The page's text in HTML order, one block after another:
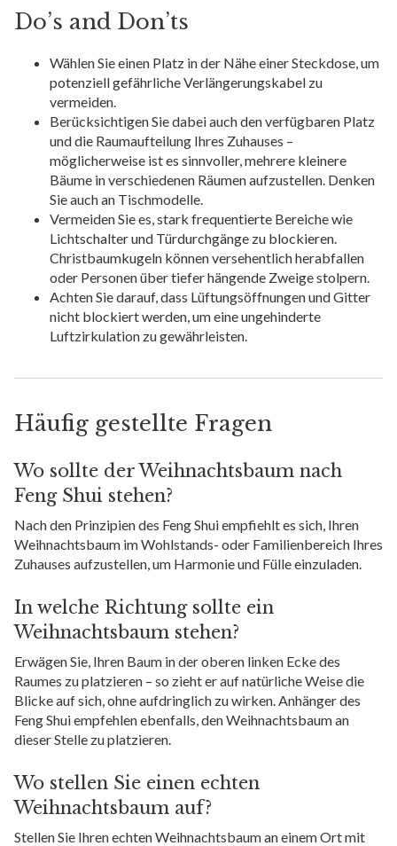
Do’s and Don’ts
Wählen Sie einen Platz in der Nähe einer Steckdose, um
potenziell gefährliche Verlängerungskabel zu
vermeiden.
Berücksichtigen Sie dabei auch den verfügbaren Platz
und die Raumaufteilung Ihres Zuhauses –
möglicherweise ist es sinnvoller, mehrere kleinere
Bäume in verschiedenen Räumen aufzustellen. Denken
Sie auch an Tischmodelle.
Vermeiden Sie es, stark frequentierte Bereiche wie
Lichtschalter und Türdurchgänge zu blockieren.
Christbaumkugeln können versehentlich herabfallen
oder Personen über tiefer hängende Zweige stolpern.
Achten Sie darauf, dass Lüftungsöffnungen und Gitter
nicht blockiert werden, um eine ungehinderte
Luftzirkulation zu gewährleisten.
Häufig gestellte Fragen
Wo sollte der Weihnachtsbaum nach
Feng Shui stehen?
Nach den Prinzipien des Feng Shui empfiehlt es sich, Ihren
Weihnachtsbaum im Wohlstands- oder Familienbereich Ihres
Zuhauses aufzustellen, um Harmonie und Fülle einzuladen.
In welche Richtung sollte ein
Weihnachtsbaum stehen?
Erwägen Sie, Ihren Baum in der oberen linken Ecke des
Raumes zu platzieren – so zieht er auf natürliche Weise die
Blicke auf sich, ohne aufdringlich zu wirken. Anhänger des
Feng Shui empfehlen ebenfalls, den Weihnachtsbaum an
dieser Stelle zu platzieren.
Wo stellen Sie einen echten
Weihnachtsbaum auf?
Stellen Sie Ihren echten Weihnachtsbaum an einem Ort mit